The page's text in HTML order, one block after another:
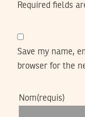
Required fields
Save my name,
browser for the
Nom(requis)